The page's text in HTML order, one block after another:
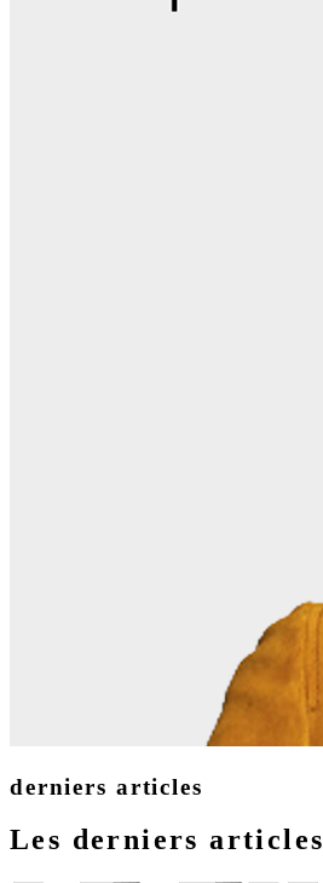
derniers articles
Les derniers articles